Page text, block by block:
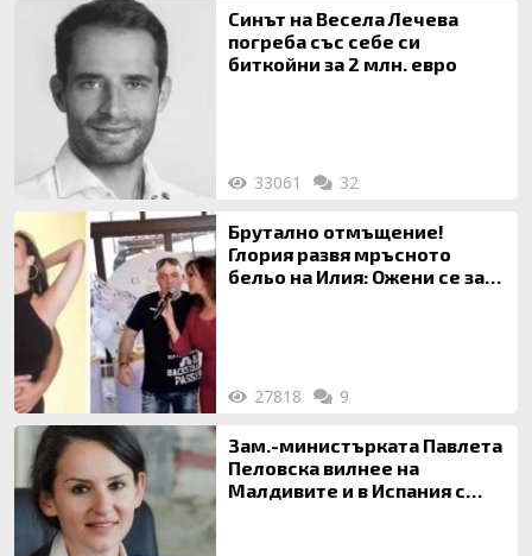
Синът на Весела Лечева
погреба със себе си
биткойни за 2 млн. евро
33061 32
Брутално отмъщение!
Глория развя мръсното
бельо на Илия: Ожени се за
27818 9
Зам.-министърката Павлета
Пеловска вилнее на
Малдивите и в Испания с